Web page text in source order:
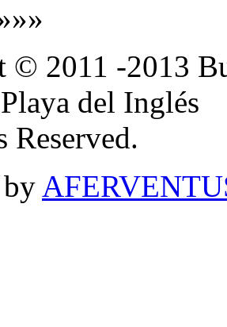
© 2011 -2013
del Inglés